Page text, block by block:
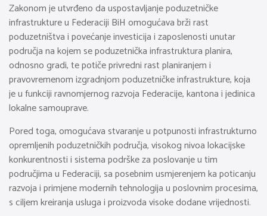
Zakonom je utvrđeno da uspostavljanje poduzetničke
infrastrukture u Federaciji BiH omogućava brži rast
poduzetništva i povećanje investicija i zaposlenosti unutar
područja na kojem se poduzetnička infrastruktura planira,
odnosno gradi, te potiče privredni rast planiranjem i
pravovremenom izgradnjom poduzetničke infrastrukture, koja
je u funkciji ravnomjernog razvoja Federacije, kantona i jedinica
lokalne samouprave.
Pored toga, omogućava stvaranje u potpunosti infrastrukturno
opremljenih poduzetničkih područja, visokog nivoa lokacijske
konkurentnosti i sistema podrške za poslovanje u tim
područjima u Federaciji, sa posebnim usmjerenjem ka poticanju
razvoja i primjene modernih tehnologija u poslovnim procesima,
s ciljem kreiranja usluga i proizvoda visoke dodane vrijednosti.